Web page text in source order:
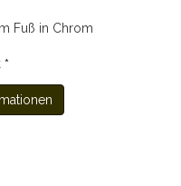
Fuß in Chrom